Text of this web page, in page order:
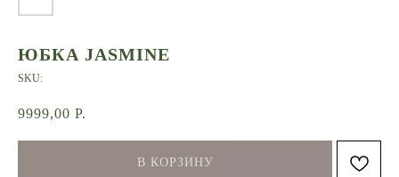
ЮБКА JASMINE
SKU:
9999,00 Р.
В КОРЗИНУ